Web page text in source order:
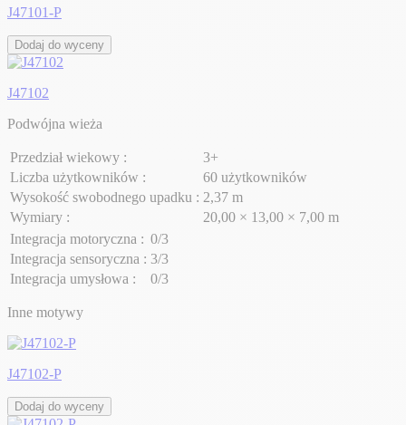
J47101-P
Dodaj do wyceny
J47102
Podwójna wieża
Przedział wiekowy :
3+
Liczba użytkowników :
60 użytkowników
Wysokość swobodnego upadku : 2,37 m
Wymiary :
20,00 × 13,00 × 7,00 m
Integracja motoryczna : 0/3
Integracja sensoryczna : 3/3
Integracja umysłowa :
0/3
Inne motywy
J47102-P
Dodaj do wyceny